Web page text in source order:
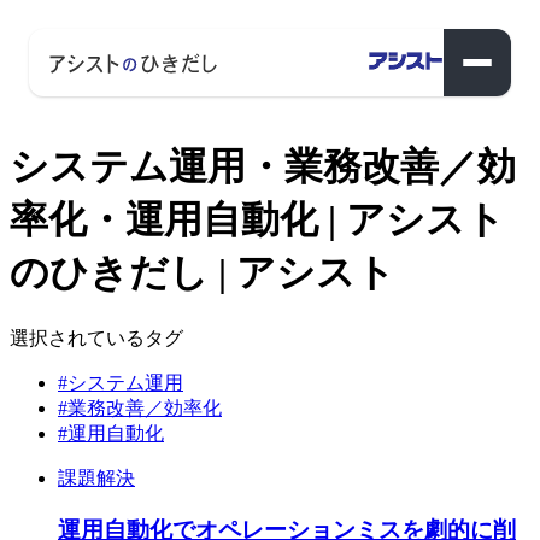
システム運用・業務改善／効
率化・運用自動化 | アシスト
のひきだし | アシスト
選択されているタグ
#システム運用
#業務改善／効率化
#運用自動化
課題解決
運用自動化でオペレーションミスを劇的に削